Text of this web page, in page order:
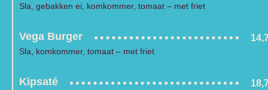
Sla, gebakken ei, komkommer, tomaat – met friet
Vega Burger
Sla, komkommer, tomaat – met friet
Kipsaté